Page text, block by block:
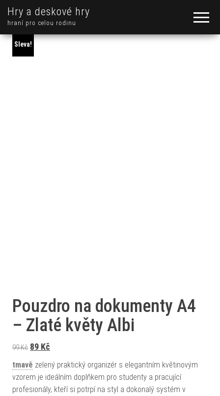
Hry a deskové hry
hraní pro celou rodinu
Sleva!
Pouzdro na dokumenty A4
– Zlaté květy Albi
99Kč Původní cena byla: 99 Kč.
89 Kč
tmavě zelený praktický organizér s elegantním květinovým
vzorem je ideálním doplňkem pro studenty a pracující
profesionály, kteří si potrpí na styl a dokonalý systém v